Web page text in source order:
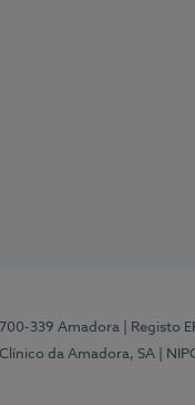
339 Amadora | Registo
Clínico da Amadora, SA
|